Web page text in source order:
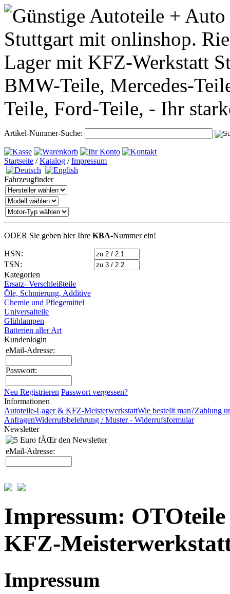
Artikel-Nummer-Suche:
Startseite /Katalog /Impressum
Fahrzeugfinder
ODER Sie geben hier Ihre KBA-Nummerein!
HSN:
TSN:
Kategorien
Ersatz- Verschleißteile
Öle, Schmierung, Additive
Chemie und Pflegemittel
Universalteile
Glühlampen
Batterien aller Art
Kundenlogin
eMail-Adresse:
Passwort:
Neu Registrieren Passwort vergessen?
Informationen
Autoteile-Lager & KFZ-MeisterwerkstattWie bestellt man?Zahlung
AnfragenWiderrufsbelehrung / Muster - Widerrufsformular
Newsletter
eMail-Adresse:
Impressum:
KFZ-
Impressum